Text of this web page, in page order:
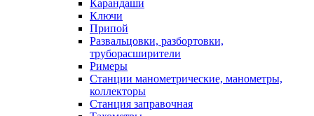
Карандаши
Ключи
Припой
Развальцовки, разбортовки,
труборасширители
Римеры
Станции манометрические, манометры,
коллекторы
Станция заправочная